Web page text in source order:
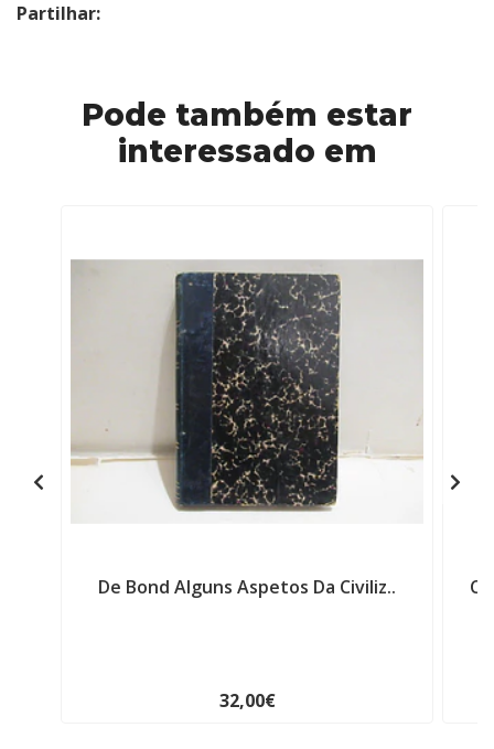
Partilhar:
Pode também estar
interessado em
De Bond Alguns Aspetos Da Civiliz..
32,00€